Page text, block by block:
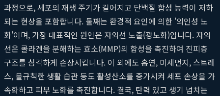
과정으로, 세포의 재생 주기가 길어지고 단백질 합성 능력이 저하
되는 현상을 포함합니다. 둘째는 환경적 요인에 의한 '외인성 노
화'이며, 가장 대표적인 원인은 자외선 노출(광노화)입니다. 자외
선은 콜라겐을 분해하는 효소(MMP)의 합성을 촉진하여 진피층
구조를 심각하게 손상시킵니다. 이 외에도 흡연, 미세먼지, 스트레
스, 불규칙한 생활 습관 등도 활성산소를 증가시켜 세포 손상을 가
속화하고 피부 노화를 촉진합니다. 결국, 탄력 있고 생기 넘치는